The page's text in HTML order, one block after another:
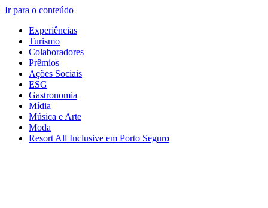
Ir para o conteúdo
Experiências
Turismo
Colaboradores
Prêmios
Ações Sociais
ESG
Gastronomia
Mídia
Música e Arte
Moda
Resort All Inclusive em Porto Seguro